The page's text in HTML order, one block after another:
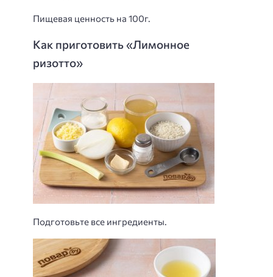
Пищевая ценность на 100г.
Как приготовить «Лимонное
ризотто»
Подготовьте все ингредиенты.